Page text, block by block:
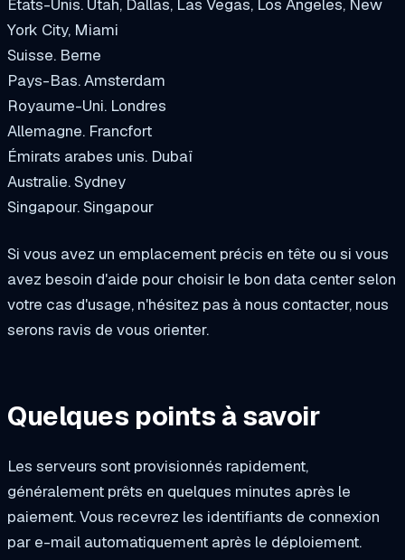
États-Unis. Utah, Dallas, Las Vegas, Los Angeles, New
York City, Miami
Suisse. Berne
Pays-Bas. Amsterdam
Royaume-Uni. Londres
Allemagne. Francfort
Émirats arabes unis. Dubaï
Australie. Sydney
Singapour. Singapour
Si vous avez un emplacement précis en tête ou si vous
avez besoin d'aide pour choisir le bon data center selon
votre cas d'usage, n'hésitez pas à nous contacter, nous
serons ravis de vous orienter.
Quelques points à savoir
Les serveurs sont provisionnés rapidement,
généralement prêts en quelques minutes après le
paiement. Vous recevrez les identifiants de connexion
par e-mail automatiquement après le déploiement.